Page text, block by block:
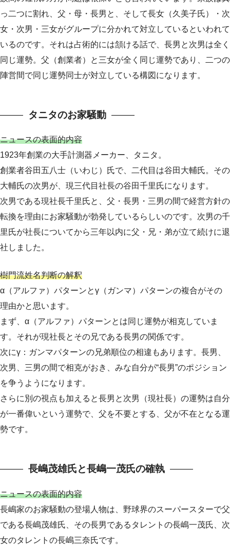
っ二つに割れ、父・母・長男と、そして長女（久美子氏）・次
女・次男・三女がグループに分かれて対立しているといわれて
いるのです。それは占術的には頷ける話で、長男と次男は全く
同じ運勢。父（創業者）と三女が全く同じ運勢であり、二つの
陣営間で同じ運勢同士が対立している構図になります。
タニタのお家騒動
ニュースの表面的内容
1923年創業の大手計測器メーカー、タニタ。
創業者谷田五八士（いわじ）氏で、二代目は谷田大輔氏。その
大輔氏の次男が、現三代目社長の谷田千里氏になります。
次男である現社長千里氏と、父・長男・三男の間で経営方針の
転換を理由にお家騒動が勃発しているらしいのです。次男の千
里氏が社長についてから三年以内に父・兄・弟が立て続けに退
社しました。
樹門流姓名判断の解釈
α（アルファ）パターンとγ（ガンマ）パターンの複合がその
理由かと思います。
まず、α（アルファ）パターンとは同じ運勢が相克していま
す。それが現社長とその兄である長男の関係です。
次にγ：ガンマパターンの兄弟順位の相違もあります。長男、
次男、三男の間で相克がおき、みな自分が“長男”のポジション
を争うようになります。
さらに別の視点も加えると長男と次男（現社長）の運勢は自分
が一番偉いという運勢で、父を不要とする、父が不在となる運
勢です。
長嶋茂雄氏と長嶋一茂氏の確執
ニュースの表面的内容
長嶋家のお家騒動の登場人物は、野球界のスーパースターで父
である長嶋茂雄氏、その長男であるタレントの長嶋一茂氏、次
女のタレントの長嶋三奈氏です。